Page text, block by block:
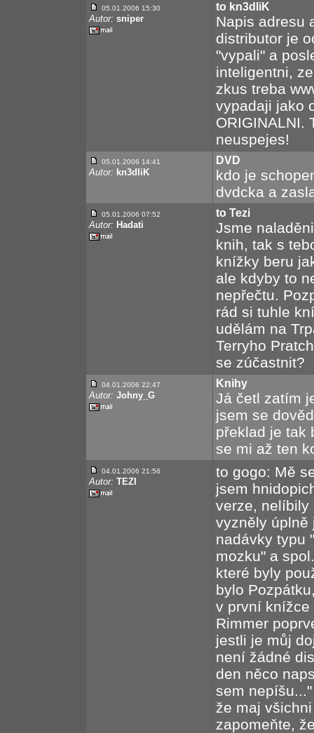
05.01.2006 15:30
Autor: sniper
to kn3dliK
Napis adresu
distributor je
"vypali" a
inteligentni,
zkus treba
vypadaji jako
ORIGINALNI.
neuspejes!
05.01.2006 14:41
Autor: kn3dliK
DVD
kdo je
dvdcka a
05.01.2006 07:52
Autor: Hadati
to Tezi
Jsme
knih, tak s
knížky beru
ale kdyby to
nepřečtu.
rád si tuhle
udělám na
Terryho
se zúčastnit?
04.01.2006 22:47
Autor: Johny_G
Knihy
Já četl zatím
jsem se
překlad je tak
se mi až ten
04.01.2006 21:56
Autor: TEZI
to gogo: Mě
jsem
verze, nelíbily
vyzněly úplně
nadávky typu
mozku" a
které byly
bylo
v první knížce
Rimmer
jestli je můj
není žádné
den něco
sem
že maj
zapomeňte,